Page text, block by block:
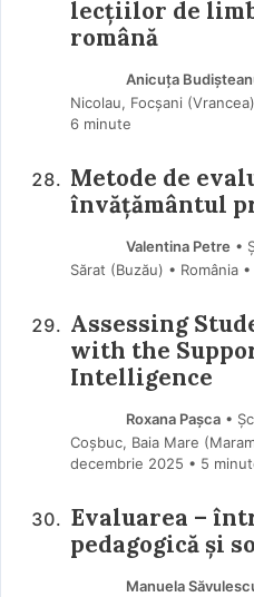
lecțiilor de
română
Anicuța
Nicolau, Focșani
6 minute
Metode de
învățământul
Valentina Petre •
Sărat (Buzău) • România
Assessing
with the
Intelligence
Roxana Pașca•
Coșbuc, Baia Mare
decembrie 2025 • 5
Evaluarea –
pedagogică și
Manuela